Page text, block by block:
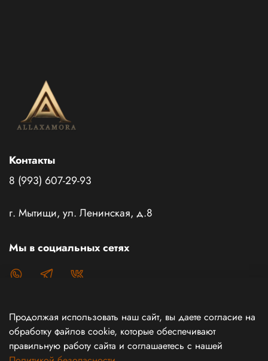
Каталог товаров
Контакты
8 (993) 607-29-93
г. Мытищи, ул. Ленинская, д.8
Мы в социальных сетях
Продолжая использовать наш сайт, вы даете согласие на
обработку файлов cookie, которые обеспечивают
правильную работу сайта и соглашаетесь с нашей